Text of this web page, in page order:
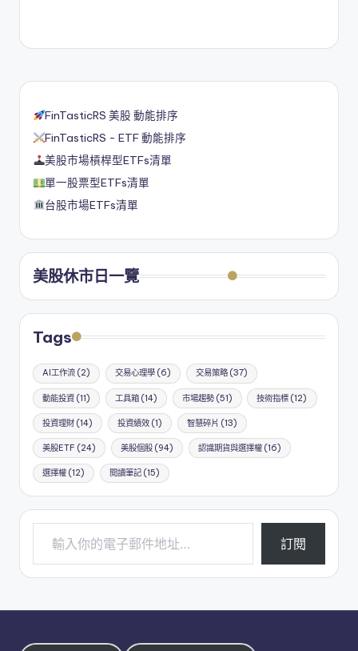
FinTasticRS 美股 動能排序
FinTasticRS - ETF 動能排序
美股市場槓桿型ETFs清單
單一股票型ETFs清單
台股市場ETFs清單
美股休市日一覽
Tags
AI工作流 (2) 交易心理學(6) 交易策略(37)
動能投資 (11) 工具箱(14) 市場趨勢(51) 技術指標 (12)
投資理財 (14) 投資績效(1) 智慧碎片 (13)
美股ETF (24) 美股個股(94) 認識期貨與選擇權(16)
選擇權 (12) 閱讀筆記(15)
輸入你的電子郵件地址…
訂閱